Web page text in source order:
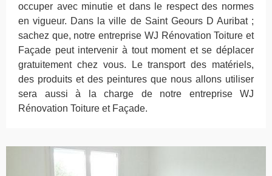
occuper avec minutie et dans le respect des normes
en vigueur. Dans la ville de Saint Geours D Auribat ;
sachez que, notre entreprise WJ Rénovation Toiture et
Façade peut intervenir à tout moment et se déplacer
gratuitement chez vous. Le transport des matériels,
des produits et des peintures que nous allons utiliser
sera aussi à la charge de notre entreprise WJ
Rénovation Toiture et Façade.